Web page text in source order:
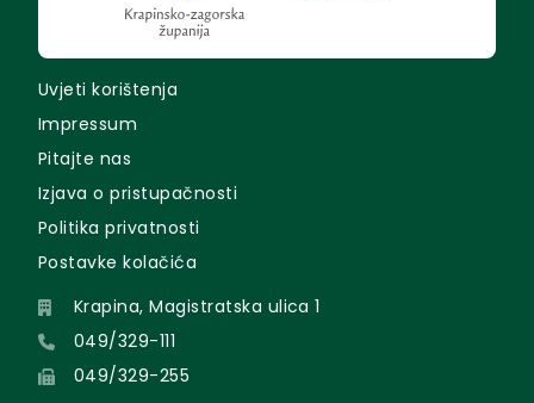
Uvjeti korištenja
Impressum
Pitajte nas
Izjava o pristupačnosti
Politika privatnosti
Postavke kolačića
Krapina, Magistratska ulica 1
049/329-111
049/329-255